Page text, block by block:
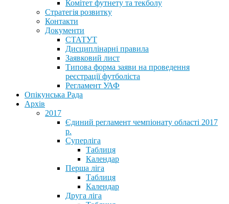
Комітет футнету та текболу
Стратегія розвитку
Контакти
Документи
СТАТУТ
Дисциплінарні правила
Заявковий лист
Типова форма заяви на проведення
реєстрації футболіста
Регламент УАФ
Опікунська Рада
Архів
2017
Єдиний регламент чемпіонату області 2017
р.
Суперліга
Таблиця
Календар
Перша ліга
Таблиця
Календар
Друга ліга